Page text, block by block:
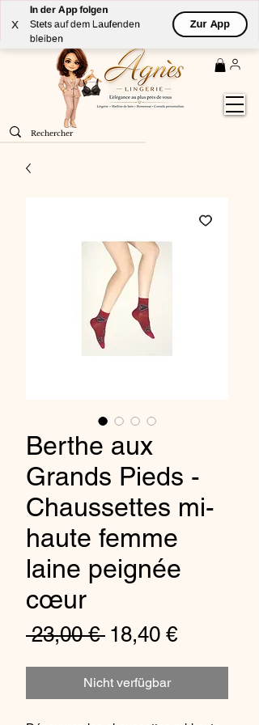
X
In der App folgen
Stets auf dem Laufenden
bleiben
Zur App
LivraisonGRATUITE (à partir de 59€) à domicile par
Colissimo en France métropolitaine
Berthe aux
Grands Pieds -
Chaussettes mi-
haute femme
laine peignée
cœur
23,00 € Standardpreis
18,40 €Sale-
Nicht verfügbar